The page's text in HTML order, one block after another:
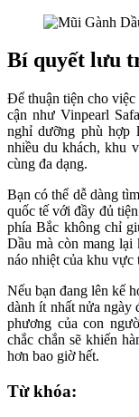
Bí quyết lưu
Để thuận tiện cho
cận như Vinpearl
nghỉ dưỡng phù hợp
nhiều du khách, khu
cùng đa dạng.
Bạn có thể dễ dàng
quốc tế với đầy đủ
phía Bắc không chỉ
Dầu mà còn mang
náo nhiệt của khu vực
Nếu bạn đang lên kế
dành ít nhất nửa ngày
phương của con
chắc chắn sẽ khiến
hơn bao giờ hết.
Từ khóa: